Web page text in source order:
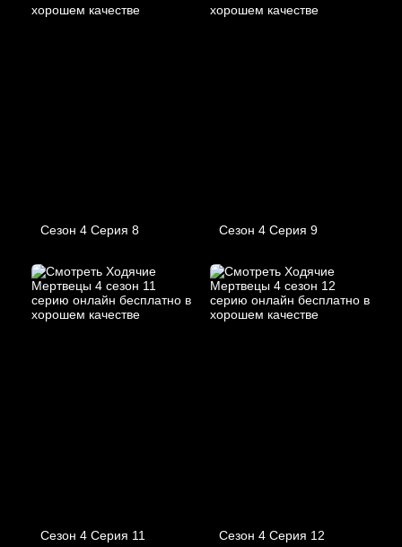
Сезон 4 Серия 8 Сезон 4 Серия 9
Сезон 4 Серия 11 Сезон 4 Серия 12